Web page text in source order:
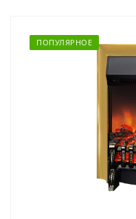
ПОПУЛЯРНОЕ